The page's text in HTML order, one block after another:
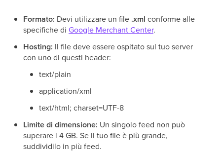
Formato: Devi utilizzare un file .xml conforme alle
specifiche di Google Merchant Center.
Hosting: Il file deve essere ospitato sul tuo server
con uno di questi header:
text/plain
application/xml
text/html; charset=UTF-8
Limite di dimensione: Un singolo feed non può
superare i 4 GB. Se il tuo file è più grande,
suddividilo in più feed.